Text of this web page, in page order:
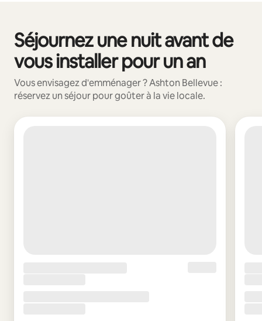
Séjournez une nuit avant de
vous installer pour un an
Vous envisagez d'emménager ? Ashton Bellevue :
réservez un séjour pour goûter à la vie locale.
0 sur 0 élément visible